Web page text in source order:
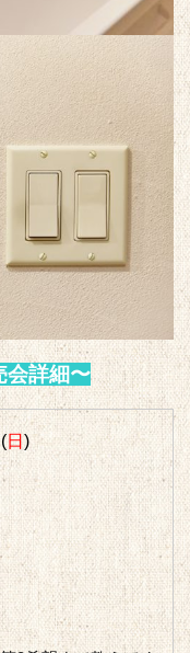
会詳細〜
日 )